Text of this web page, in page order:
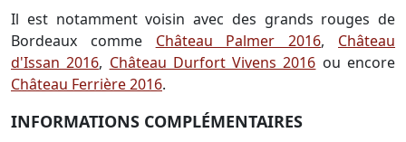
Il est notamment voisin avec des grands rouges de
Bordeaux comme Château Palmer 2016, Château
d'Issan 2016, Château Durfort Vivens 2016 ou encore
Château Ferrière 2016.
INFORMATIONS COMPLÉMENTAIRES